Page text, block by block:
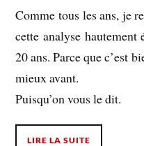
Comme tous les ans, je
cette analyse
20 ans. Parce que c’est
mieux avant.
Puisqu’on vous le dit.
LIRE LA SUITE